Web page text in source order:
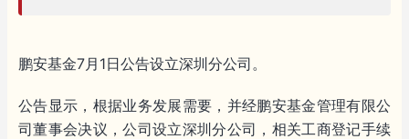
鹏安基金7月1日公告设立深圳分公司。
公告显示，根据业务发展需要，并经鹏安基金管理有限公
司董事会决议，公司设立深圳分公司，相关工商登记手续